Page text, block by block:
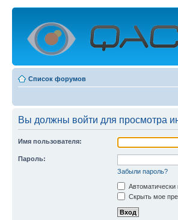
Список форумов
Вы должны войти для просмотра
Имя пользователя:
Пароль:
Забыли пароль?
Скрыть мое